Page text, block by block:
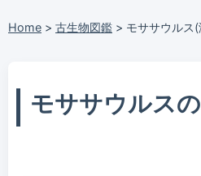
Home > 古生物図鑑 > モササウルス
モササウルス